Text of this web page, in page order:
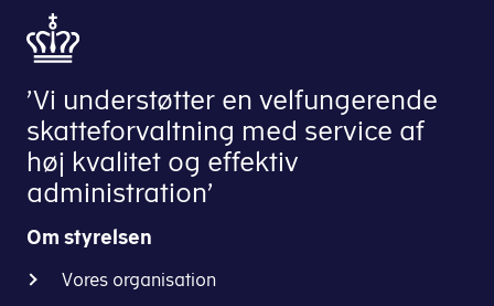
’Vi understøtter en velfungerende
skatteforvaltning med service af
høj kvalitet og effektiv
administration’
Om styrelsen
Vores organisation